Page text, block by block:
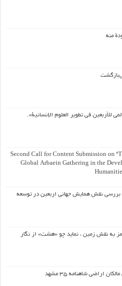
منه
للأربعين في تطوير العلوم الإنسانية».
Second Call for Content Submission on
Global Arbaein Gathering in the
بررسی نقش همایش جهانی اربعین در توسعه
به نقش زمین ، نماید چو «هشت» از نگار
اراضی شاهنامه ۳۵ مشهد